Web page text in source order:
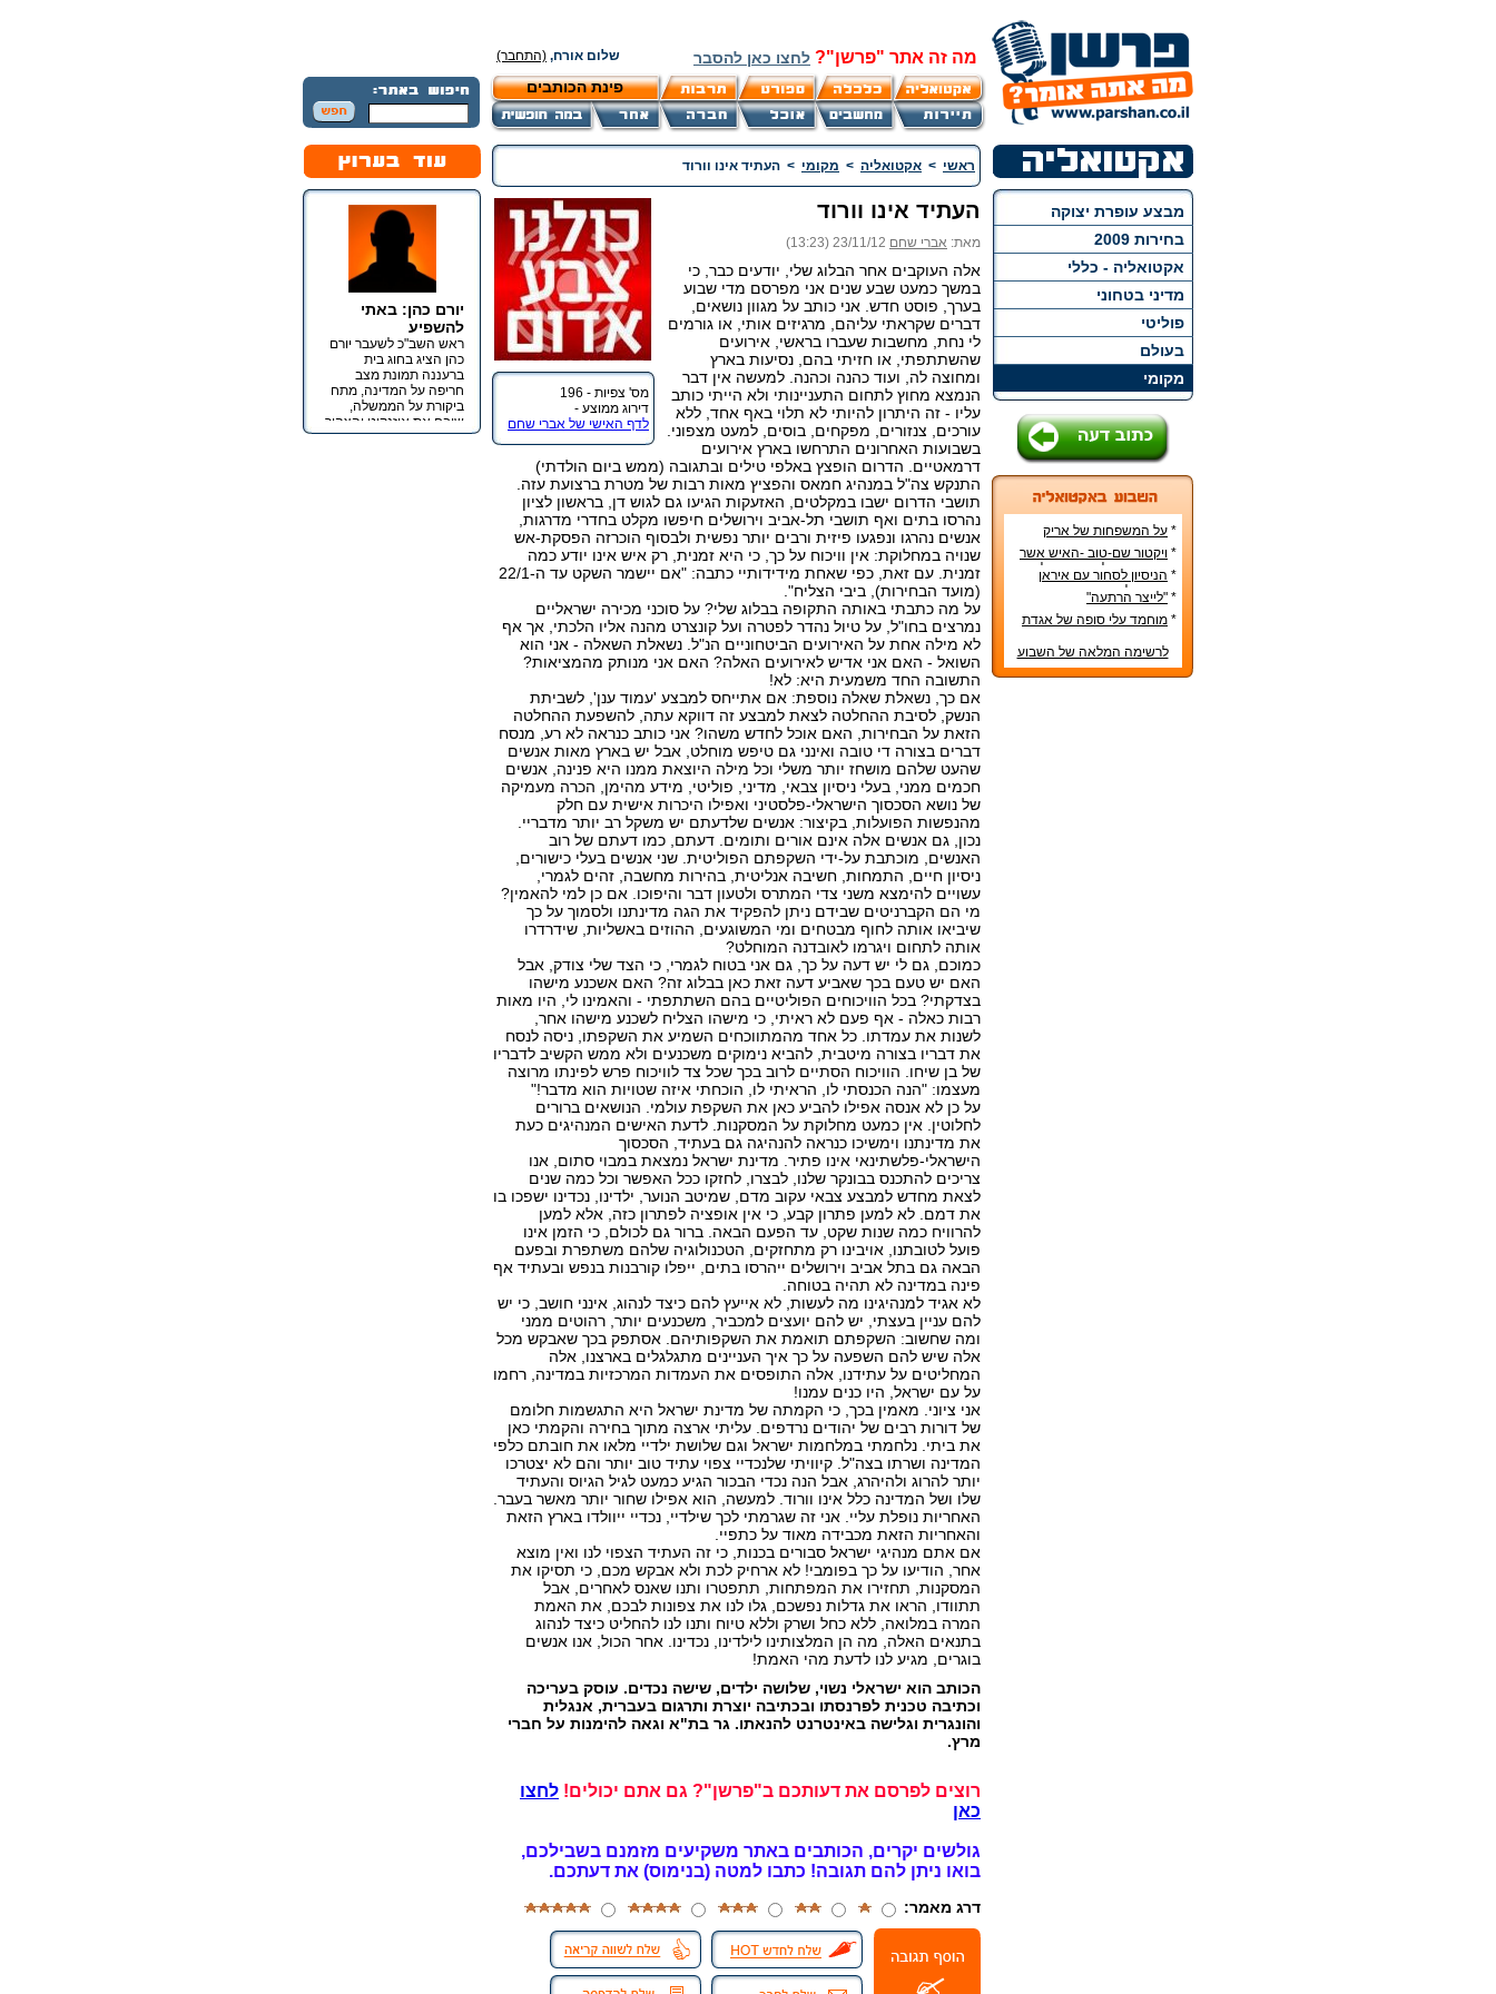
מה זה אתר "פרשן"? לחצו כאן להסבר שלום אורח, (התחבר)
פינת הכותבים
מבצע עופרת יצוקה
בחירות 2009
אקטואליה - כללי
מדיני בטחוני
פוליטי
בעולם
מקומי
* על המשפחות של אריק
איינשטיין ואורי זוהר
* ויקטור שם-טוב -האיש אשר
עיצב את מפלגת השמאל
מפ"ם
* הניסיון לסחור עם איראן
בדרכים לא-כשרות
* "לייצר הרתעה"
* מוחמד עלי סופה של אגדת
לרשימה המלאה של השבוע
ראשי > אקטואליה > מקומי > העתיד אינו וורוד
מס' צפיות - 196
דירוג ממוצע -
לדף האישי של אברי שחם
העתיד אינו וורוד
מאת: אברי שחם 23/11/12 (13:23)
אלה העוקבים אחר הבלוג שלי, יודעים כבר, כי
במשך כמעט שבע שנים אני מפרסם מדי שבוע
בערך, פוסט חדש. אני כותב על מגוון נושאים,
דברים שקראתי עליהם, מרגיזים אותי, או גורמים
לי נחת, מחשבות שעברו בראשי, אירועים
שהשתתפתי, או חזיתי בהם, נסיעות בארץ
ומחוצה לה, ועוד כהנה וכהנה. למעשה אין דבר
הנמצא מחוץ לתחום התעניינותי ולא הייתי כותב
עליו - זה היתרון להיותי לא תלוי באף אחד, ללא
עורכים, צנזורים, מפקחים, בוסים, למעט מצפוני.
בשבועות האחרונים התרחשו בארץ אירועים
דרמאטיים. הדרום הופצץ באלפי טילים ובתגובה (ממש ביום הולדתי)
התנקש צה"ל במנהיג חמאס והפציץ מאות רבות של מטרת ברצועת עזה.
תושבי הדרום ישבו במקלטים, האזעקות הגיעו גם לגוש דן, בראשון לציון
נהרסו בתים ואף תושבי תל-אביב וירושלים חיפשו מקלט בחדרי מדרגות,
אנשים נהרגו ונפגעו פיזית ורבים יותר נפשית ולבסוף הוכרזה הפסקת-אש
שנויה במחלוקת: אין וויכוח על כך, כי היא זמנית, רק איש אינו יודע כמה
זמנית. עם זאת, כפי שאחת מידידותיי כתבה: "אם יישמר השקט עד ה-22/1
(מועד הבחירות), ביבי הצליח".
על מה כתבתי באותה התקופה בבלוג שלי? על סוכני מכירה ישראליים
נמרצים בחו"ל, על טיול נהדר לפטרה ועל קונצרט מהנה אליו הלכתי, אך אף
לא מילה אחת על האירועים הביטחוניים הנ"ל. נשאלת השאלה - אני הוא
השואל - האם אני אדיש לאירועים האלה? האם אני מנותק מהמציאות?
התשובה החד משמעית היא: לא!
אם כך, נשאלת שאלה נוספת: אם אתייחס למבצע 'עמוד ענן', לשביתת
הנשק, לסיבת ההחלטה לצאת למבצע זה דווקא עתה, להשפעת ההחלטה
הזאת על הבחירות, האם אוכל לחדש משהו? אני כותב כנראה לא רע, מנסח
דברים בצורה די טובה ואינני גם טיפש מוחלט, אבל יש בארץ מאות אנשים
שהעט שלהם מושחז יותר משלי וכל מילה היוצאת ממנו היא פנינה, אנשים
חכמים ממני, בעלי ניסיון צבאי, מדיני, פוליטי, מידע מהימן, הכרה מעמיקה
של נושא הסכסוך הישראלי-פלסטיני ואפילו היכרות אישית עם חלק
מהנפשות הפועלות, בקיצור: אנשים שלדעתם יש משקל רב יותר מדבריי.
נכון, גם אנשים אלה אינם אורים ותומים. דעתם, כמו דעתם של רוב
האנשים, מוכתבת על-ידי השקפתם הפוליטית. שני אנשים בעלי כישורים,
ניסיון חיים, התמחות, חשיבה אנליטית, בהירות מחשבה, זהים לגמרי,
עשויים להימצא משני צדי המתרס ולטעון דבר והיפוכו. אם כן למי להאמין?
מי הם הקברניטים שבידם ניתן להפקיד את הגה מדינתנו ולסמוך על כך
שיביאו אותה לחוף מבטחים ומי המשוגעים, ההוזים באשליות, שידרדרו
אותה לתחום ויגרמו לאובדנה המוחלט?
כמוכם, גם לי יש דעה על כך, גם אני בטוח לגמרי, כי הצד שלי צודק, אבל
האם יש טעם בכך שאביע דעה זאת כאן בבלוג זה? האם אשכנע מישהו
בצדקתי? בכל הוויכוחים הפוליטיים בהם השתתפתי - והאמינו לי, היו מאות
רבות כאלה - אף פעם לא ראיתי, כי מישהו הצליח לשכנע מישהו אחר,
לשנות את עמדתו. כל אחד מהמתווכחים השמיע את השקפתו, ניסה לנסח
את דבריו בצורה מיטבית, להביא נימוקים משכנעים ולא ממש הקשיב לדבריו
של בן שיחו. הוויכוח הסתיים לרוב בכך שכל צד לוויכוח פרש לפינתו מרוצה
מעצמו: "הנה הכנסתי לו, הראיתי לו, הוכחתי איזה שטויות הוא מדבר!"
על כן לא אנסה אפילו להביע כאן את השקפת עולמי. הנושאים ברורים
לחלוטין. אין כמעט מחלוקת על המסקנות. לדעת האישים המנהיגים כעת
את מדינתנו וימשיכו כנראה להנהיגה גם בעתיד, הסכסוך
הישראלי-פלשתינאי אינו פתיר. מדינת ישראל נמצאת במבוי סתום, אנו
צריכים להתכנס בבונקר שלנו, לבצרו, לחזקו ככל האפשר וכל כמה שנים
לצאת מחדש למבצע צבאי עקוב מדם, שמיטב הנוער, ילדינו, נכדינו ישפכו בו
את דמם. לא למען פתרון קבע, כי אין אופציה לפתרון כזה, אלא למען
להרוויח כמה שנות שקט, עד הפעם הבאה. ברור גם לכולם, כי הזמן אינו
פועל לטובתנו, אויבינו רק מתחזקים, הטכנולוגיה שלהם משתפרת ובפעם
הבאה גם בתל אביב וירושלים ייהרסו בתים, ייפלו קורבנות בנפש ובעתיד אף
פינה במדינה לא תהיה בטוחה.
לא אגיד למנהיגינו מה לעשות, לא אייעץ להם כיצד לנהוג, אינני חושב, כי יש
להם עניין בעצתי, יש להם יועצים למכביר, משכנעים יותר, רהוטים ממני
ומה שחשוב: השקפתם תואמת את השקפותיהם. אסתפק בכך שאבקש מכל
אלה שיש להם השפעה על כך איך העניינים מתגלגלים בארצנו, אלה
המחליטים על עתידנו, אלה התופסים את העמדות המרכזיות במדינה, רחמו
על עם ישראל, היו כנים עמנו!
אני ציוני. מאמין בכך, כי הקמתה של מדינת ישראל היא התגשמות חלומם
של דורות רבים של יהודים נרדפים. עליתי ארצה מתוך בחירה והקמתי כאן
את ביתי. נלחמתי במלחמות ישראל וגם שלושת ילדיי מלאו את חובתם כלפי
המדינה ושרתו בצה"ל. קיוויתי שלנכדיי צפוי עתיד טוב יותר והם לא יצטרכו
יותר להרוג ולהיהרג, אבל הנה נכדי הבכור הגיע כמעט לגיל הגיוס והעתיד
שלו ושל המדינה כלל אינו וורוד. למעשה, הוא אפילו שחור יותר מאשר בעבר.
האחריות נופלת עליי. אני זה שגרמתי לכך שילדיי, נכדיי ייוולדו בארץ הזאת
והאחריות הזאת מכבידה מאוד על כתפיי.
אם אתם מנהיגי ישראל סבורים בכנות, כי זה העתיד הצפוי לנו ואין מוצא
אחר, הודיעו על כך בפומבי! לא ארחיק לכת ולא אבקש מכם, כי תסיקו את
המסקנות, תחזירו את המפתחות, תתפטרו ותנו שאנס לאחרים, אבל
תתוודו, הראו את גדלות נפשכם, גלו לנו את צפונות לבכם, את האמת
המרה במלואה, ללא כחל ושרק וללא טיוח ותנו לנו להחליט כיצד לנהוג
בתנאים האלה, מה הן המלצותינו לילדינו, נכדינו. אחר הכול, אנו אנשים
בוגרים, מגיע לנו לדעת מהי האמת!
הכותב הוא ישראלי נשוי, שלושה ילדים, שישה נכדים. עוסק בעריכה
וכתיבה טכנית לפרנסתו ובכתיבה יוצרת ותרגום בעברית, אנגלית
והונגרית וגלישה באינטרנט להנאתו. גר בת"א וגאה להימנות על חברי
מרץ.
רוצים לפרסם את דעותכם ב"פרשן"? גם אתם יכולים! לחצו
כאן
גולשים יקרים, הכותבים באתר משקיעים מזמנם בשבילכם,
בואו ניתן להם תגובה! כתבו למטה (בנימוס) את דעתכם.
דרג מאמר:
יורם כהן: באתי
להשפיע
ראש השב"כ לשעבר יורם
כהן הציג בחוג בית
ברעננה תמונת מצב
חריפה על המדינה, מתח
ביקורת על הממשלה,
שיבח את איזנקוט והצהיר
כי מטרתו אינה כנסת אלא